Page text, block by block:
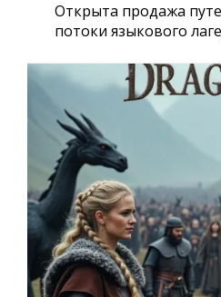
Открыта продажа
потоки языкового